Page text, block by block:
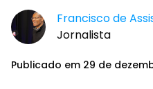
Francisco de
Jornalista
Publicado em 29 de